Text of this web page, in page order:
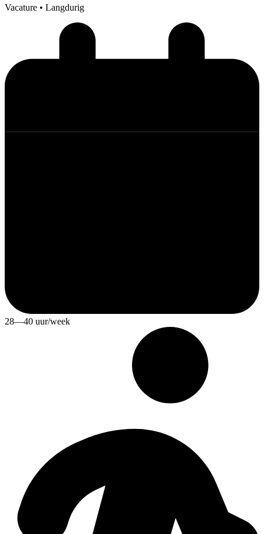
Vacature • Langdurig
28—40 uur/week